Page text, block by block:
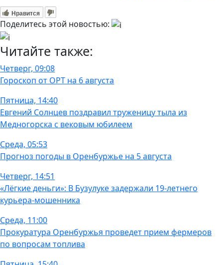
Нравится
Поделитесь этой новостью:
Читайте также:
Четверг, 09:08
Гороскоп от ОРТ на 6 августа
Пятница, 14:40
Евгений Солнцев поздравил труженицу тыла из
Медногорска с вековым юбилеем
Среда, 05:53
Прогноз погоды в Оренбуржье на 5 августа
Четверг, 14:51
«Лёгкие деньги»: В Бузулуке задержали 19-летнего
курьера-мошенника
Среда, 11:00
Прокуратура Оренбуржья проведет прием фермеров
по вопросам топлива